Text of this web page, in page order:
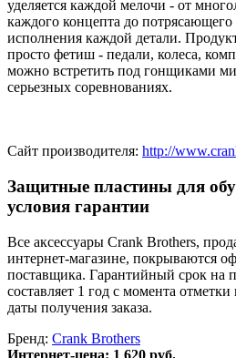
уделяется каждой мелочи - от
каждого концепта до
исполнения каждой детали.
просто фетиш - педали, колеса,
можно встретить под гонщиками
серьезных соревнованиях.
Сайт производителя: http://
Защитные пластины для
условия гарантии
Все аксессуары Crank Brothers,
интернет-магазине, покрываются
поставщика. Гарантийный срок на
составляет 1 год с момента
даты получения заказа.
Бренд: Crank Brothers
Интернет-цена: 1 620 руб.